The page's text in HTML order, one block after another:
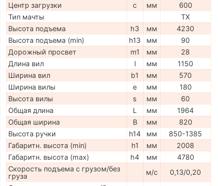
Центр загрузки
c мм
600
Тип мачты
TX
Высота подъема
h3 мм
4230
Высота подъема (min)
h13 мм
90
Дорожный просвет
m1 мм
28
Длина вил
l мм
1150
Ширина вил
b1 мм
570
Ширина вилы
e мм
180
Высота вилы
s мм
60
Общая длина
L мм
1964
Общая ширина
B мм
820
Высота ручки
h14 мм
850-1385
Габаритн. высота (min)
h1 мм
2008
Габаритн. высота (max)
h4 мм
4780
Скорость подъема с грузом/без
груза
м/с
0,13/0,20